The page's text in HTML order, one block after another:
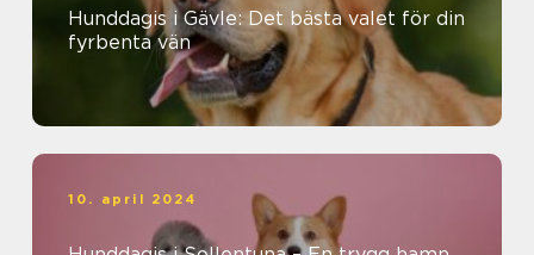
Hunddagis i Gävle: Det bästa valet för din
fyrbenta vän
10. april 2024